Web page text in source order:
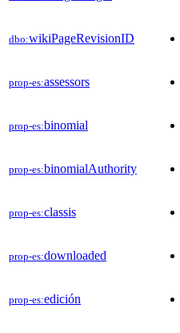
dbo:wikiPageRevisionID
prop-es:assessors
prop-es:binomial
prop-es:binomialAuthority
prop-es:classis
prop-es:downloaded
prop-es:edición